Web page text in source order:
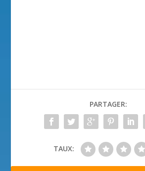
PARTAGER:
TAUX: